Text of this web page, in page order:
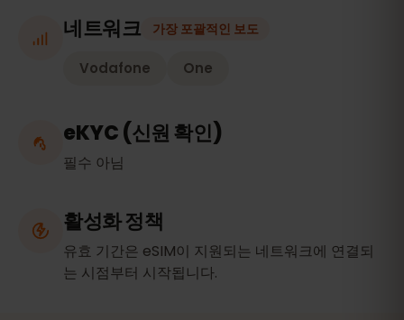
네트워크 가장 포괄적인 보도
Vodafone One
eKYC (신원 확인)
필수 아님
활성화 정책
유효 기간은 eSIM이 지원되는 네트워크에 연결되
는 시점부터 시작됩니다.